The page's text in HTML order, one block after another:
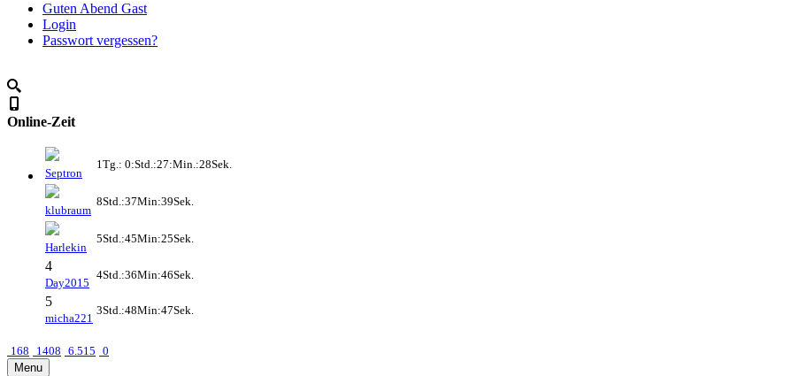
Guten Abend Gast
Login
Passwort vergessen?
Online-Zeit
Septron
1Tg.: 0:Std.:27:Min.:28Sek.
klubraum
8Std.:37Min:39Sek.
Harlekin
5Std.:45Min:25Sek.
4
Day2015
4Std.:36Min:46Sek.
5
micha221
3Std.:48Min:47Sek.
168 1408 6.515 0
Menu